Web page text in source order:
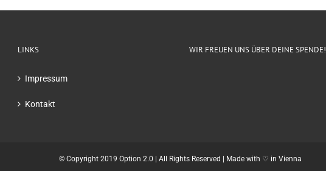
LINKS
Impressum
Kontakt
WIR FREUEN UNS ÜBER DEINE SPENDE!
© Copyright 2019 Option 2.0 | All Rights Reserved | Made with ♡ in Vienna